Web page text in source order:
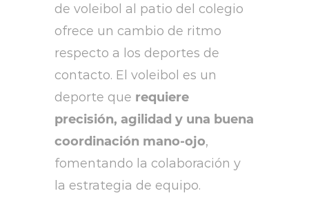
de voleibol al patio del colegio
ofrece un cambio de ritmo
respecto a los deportes de
contacto. El voleibol es un
deporte que requiere
precisión, agilidad y una buena
coordinación mano-ojo,
fomentando la colaboración y
la estrategia de equipo.